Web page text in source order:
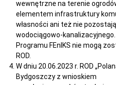
wewnętrzne na terenie
elementem infrastruktury
własności ani też nie
wodociągowo-
Programu FEnIKS nie mogą
ROD.
W dniu 20.06.2023 r. ROD
Bydgoszczy z wnioskiem